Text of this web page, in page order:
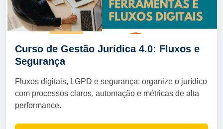
Curso de Gestão Jurídica 4.0: Fluxos e
Segurança
Fluxos digitais, LGPD e segurança: organize o jurídico
com processos claros, automação e métricas de alta
performance.